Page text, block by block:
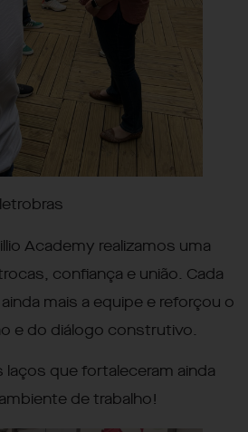
Academy realizamos uma
confiança e união. Cada
mais a equipe e reforçou o
e do diálogo construtivo.
que fortaleceram ainda
de trabalho!